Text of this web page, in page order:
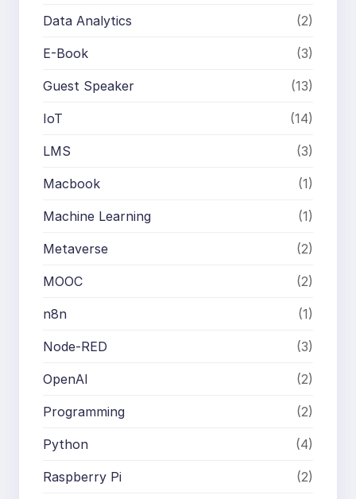
Data Analytics (2)
E-Book (3)
Guest Speaker (13)
IoT (14)
LMS (3)
Macbook (1)
Machine Learning (1)
Metaverse (2)
MOOC (2)
n8n (1)
Node-RED (3)
OpenAI (2)
Programming (2)
Python (4)
Raspberry Pi (2)